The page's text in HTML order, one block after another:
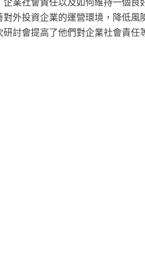
企業社會責任以及如何維持一個
外投資企業的運營環境，降低
討會提高了他們對企業社會責任